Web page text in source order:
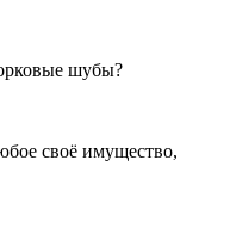
шубы?
своё имущество,